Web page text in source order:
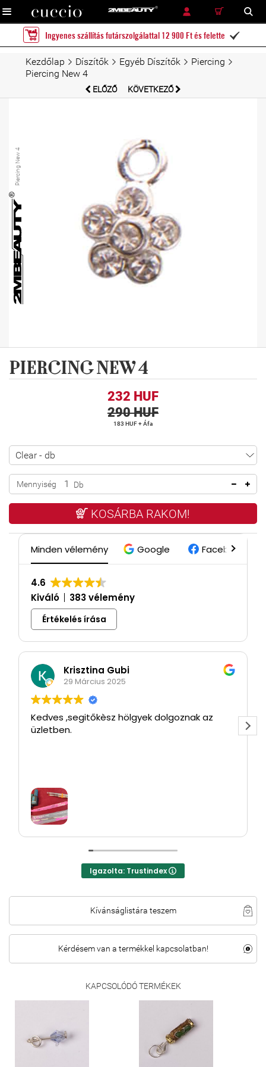
RÉSZLETES KERESÉS KERESÉS
Ingyenes szállítás futárszolgálattal 12 900 Ft és felette 
Kezdőlap Díszítők Egyéb Díszítők
Piercing
Piercing New 4
ELŐZŐ KÖVETKEZŐ
Piercing New 4
PIERCING NEW 4
232 HUF
290 HUF
183 HUF + Áfa
Mennyiség Db
KOSÁRBA RAKOM!
Minden vélemény Google Facebook
4.6
Kiváló
383 vélemény
Értékelés írása
Krisztina Gubi
29 Március 2025
Kedves ,segitőkèsz hölgyek dolgoznak az
üzletben.
Igazolta: Trustindex
Kívánságlistára teszem
Kérdésem van a termékkel kapcsolatban!
KAPCSOLÓDÓ TERMÉKEK